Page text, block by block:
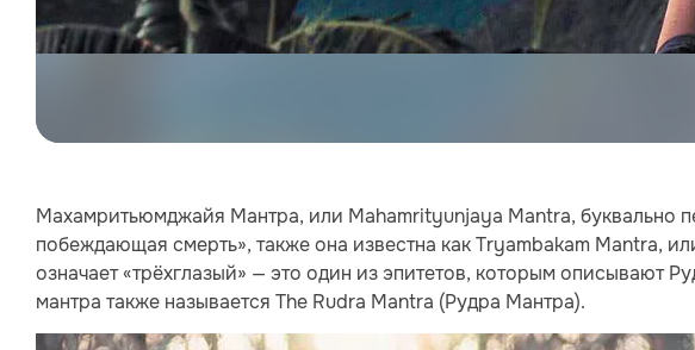
Махамритьюмджайя Мантра, или Mahamrityunjaya Mantra, буквально
побеждающая смерть», также она известна как Tryambakam Mantra,
означает «трёхглазый» — это один из эпитетов, которым описывают
мантра также называется The Rudra Mantra (Рудра Мантра).